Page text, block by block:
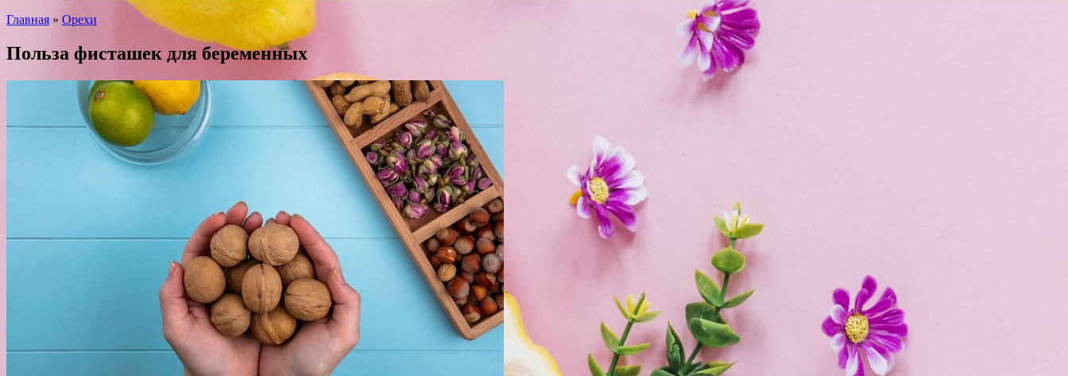
Главная » Орехи
Польза фисташек для беременных